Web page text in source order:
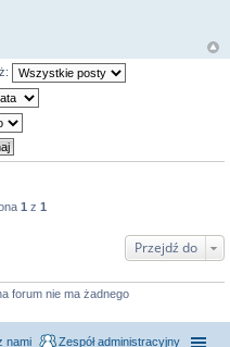
1 z 1
Przejdź do
forum nie ma żadnego
Zespół administracyjny
nami